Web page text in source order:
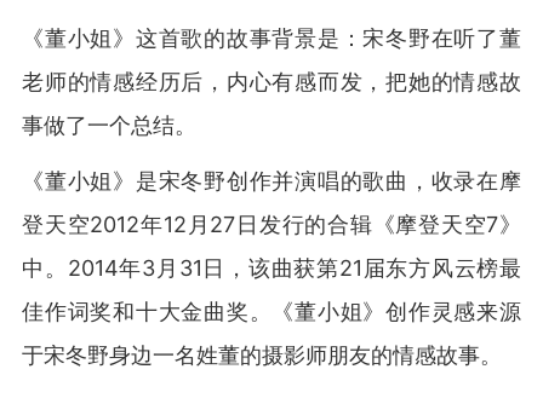
《董小姐》这首歌的故事背景是：宋冬野在听了董
老师的情感经历后，内心有感而发，把她的情感故
事做了一个总结。
《董小姐》是宋冬野创作并演唱的歌曲，收录在摩
登天空2012年12月27日发行的合辑《摩登天空7》
中。2014年3月31日，该曲获第21届东方风云榜最
佳作词奖和十大金曲奖。《董小姐》创作灵感来源
于宋冬野身边一名姓董的摄影师朋友的情感故事。